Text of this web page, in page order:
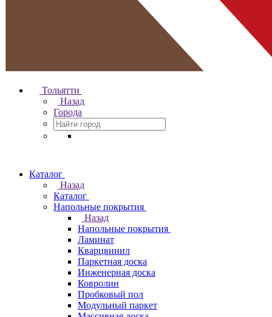
Тольятти
Назад
Города
Каталог
Назад
Каталог
Напольные покрытия
Назад
Напольные покрытия
Ламинат
Кварцвинил
Паркетная доска
Инженерная доска
Ковролин
Пробковый пол
Модульный паркет